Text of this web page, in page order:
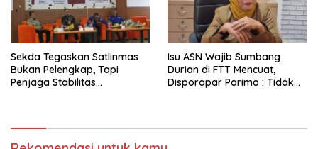
Sekda Tegaskan Satlinmas
Bukan Pelengkap, Tapi
Penjaga Stabilitas
Isu ASN Wajib Sumbang
Durian di FTT Mencuat,
Disporapar Parimo : Tidak